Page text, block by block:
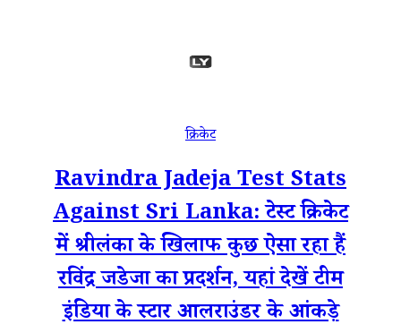
क्रिकेट
Ravindra Jadeja Test Stats
Against Sri Lanka: टेस्ट क्रिकेट
में श्रीलंका के खिलाफ कुछ ऐसा रहा हैं
रविंद्र जडेजा का प्रदर्शन, यहां देखें टीम
इंडिया के स्टार आलराउंडर के आंकड़े